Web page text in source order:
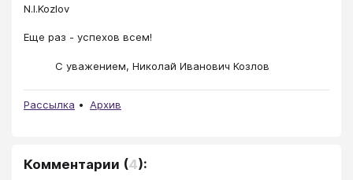
N.I.Kozlov
Еще раз - успехов всем!
С уважением, Николай Иванович Козлов
Рассылка Архив
Комментарии (4):